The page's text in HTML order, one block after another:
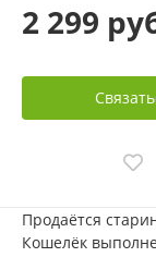
2 299
Продаётся
Кошелёк